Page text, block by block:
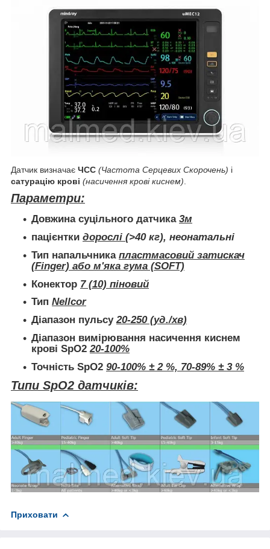
Датчик визначає ЧСС (Частота Серцевих Скорочень) і
сатурацію крові (насичення крові киснем)
Параметри:
Довжина суцільного датчика 3м
пацієнтки дорослі (>40 кг), неонатальні
Тип напальчника пластмасовий затискач
(Finger) або м'яка гума (SOFT)
Конектор 7 (10) піновий
Тип Nellcor
Діапазон пульсу20-250 (уд./хв)
Діапазон вимірювання насичення киснем
крові SpO2 20-100%
Точність SpO2 90-100% ± 2 %, 70-89% ± 3 %
Типи SpO2 датчиків:
Приховати